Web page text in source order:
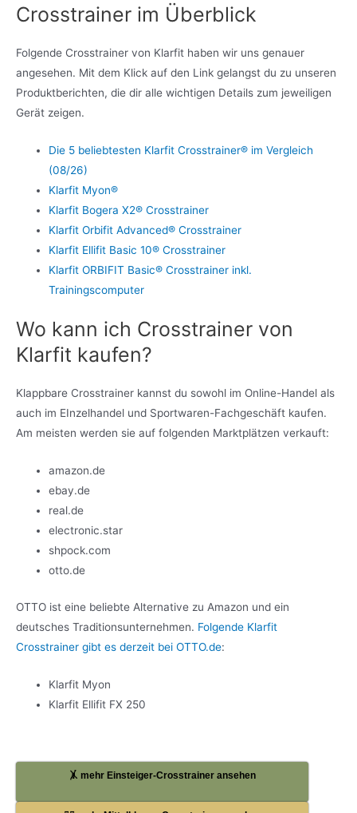
Crosstrainer im Überblick
Folgende Crosstrainer von Klarfit haben wir uns genauer
angesehen. Mit dem Klick auf den Link gelangst du zu unseren
Produktberichten, die dir alle wichtigen Details zum jeweiligen
Gerät zeigen.
Die 5 beliebtesten Klarfit Crosstrainer® im Vergleich
(08/26)
Klarfit Myon®
Klarfit Bogera X2® Crosstrainer
Klarfit Orbifit Advanced® Crosstrainer
Klarfit Ellifit Basic 10® Crosstrainer
Klarfit ORBIFIT Basic® Crosstrainer inkl.
Trainingscomputer
Wo kann ich Crosstrainer von
Klarfit kaufen?
Klappbare Crosstrainer kannst du sowohl im Online-Handel als
auch im EInzelhandel und Sportwaren-Fachgeschäft kaufen.
Am meisten werden sie auf folgenden Marktplätzen verkauft:
amazon.de
ebay.de
real.de
electronic.star
shpock.com
otto.de
OTTO ist eine beliebte Alternative zu Amazon und ein
deutsches Traditionsunternehmen. Folgende Klarfit
Crosstrainer gibt es derzeit bei OTTO.de:
Klarfit Myon
Klarfit Ellifit FX 250
🤸 mehr Einsteiger-Crosstrainer ansehen